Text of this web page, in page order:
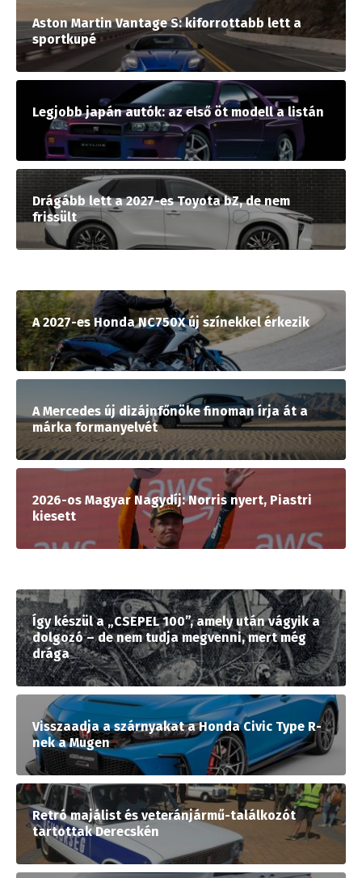
Aston Martin Vantage S: kiforrottabb lett a
sportkupé
Legjobb japán autók: az első öt modell a listán
Drágább lett a 2027-es Toyota bZ, de nem
frissült
A 2027-es Honda NC750X új színekkel érkezik
A Mercedes új dizájnfőnöke finoman írja át a
márka formanyelvét
2026-os Magyar Nagydíj: Norris nyert, Piastri
kiesett
Így készül a „CSEPEL 100”, amely után vágyik a
dolgozó – de nem tudja megvenni, mert még
drága
Visszaadja a szárnyakat a Honda Civic Type R-
nek a Mugen
Retró majálist és veteránjármű-találkozót
tartottak Derecskén